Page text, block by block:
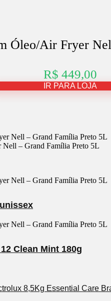
Óleo/Air Fryer
R$ 449,00
IR PARA LOJA
– Grand Família Preto 5L
Clean Mint 180g